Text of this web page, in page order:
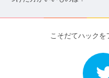
こそだてハックを